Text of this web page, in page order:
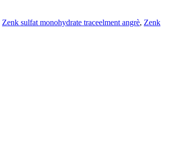
Zenk sulfat monohydrate traceelment angrè, Zenk